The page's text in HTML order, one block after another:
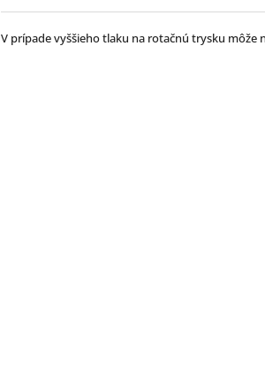
V prípade vyššieho tlaku na rotačnú trysku môže